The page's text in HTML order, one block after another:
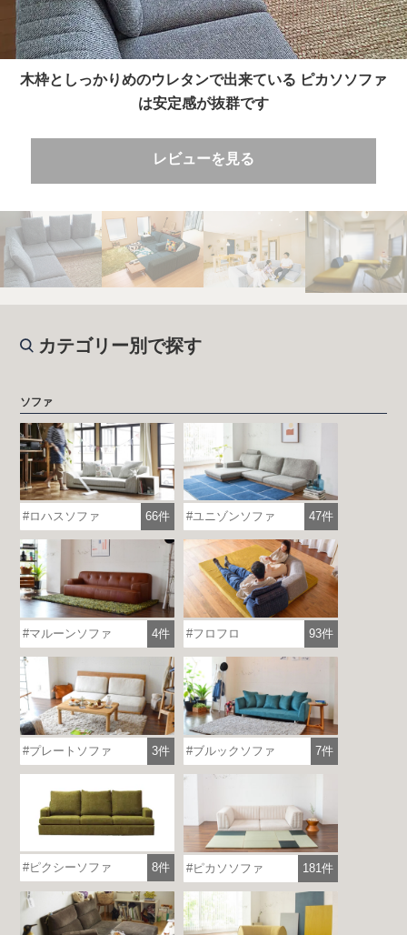
木枠としっかりめのウレタンで出来ている ピカソソファ
は安定感が抜群です
レビューを見る
カテゴリー別で探す
ソファ
ロハスソファ 66件 ユニゾンソファ 47件
マルーンソファ 4件 フロフロ 93件
プレートソファ 3件 ブルックソファ 7件
ピクシーソファ 8件 ピカソソファ 181件